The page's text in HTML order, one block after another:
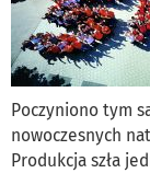
Poczyniono tym
nowoczesnych
Produkcja szła